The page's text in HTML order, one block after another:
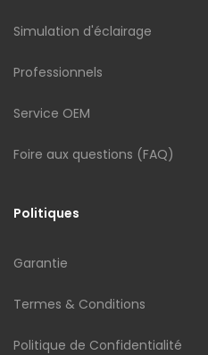
Simulation d'éclairage
Professionnels
Service OEM
Foire aux questions (FAQ)
Politiques
Garantie
Termes & Conditions
Politique de Confidentialité